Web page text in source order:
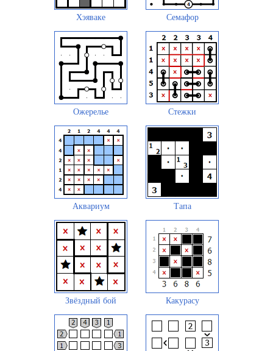
Хэяваке Семафор
Ожерелье Стежки
Аквариум Тапа
Звёздный бой Какурасу